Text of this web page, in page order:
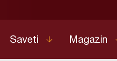
Saveti Magazin